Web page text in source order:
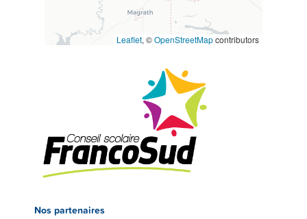
Leaflet, ©OpenStreetMapcontributors
Nos partenaires